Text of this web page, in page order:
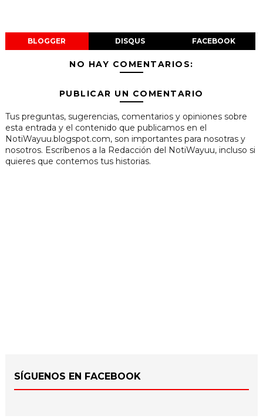
BLOGGER DISQUS FACEBOOK
NO HAY COMENTARIOS:
PUBLICAR UN COMENTARIO
Tus preguntas, sugerencias, comentarios y opiniones sobre
esta entrada y el contenido que publicamos en el
NotiWayuu.blogspot.com, son importantes para nosotras y
nosotros. Escríbenos a la Redacción del NotiWayuu, incluso si
quieres que contemos tus historias.
SÍGUENOS EN FACEBOOK